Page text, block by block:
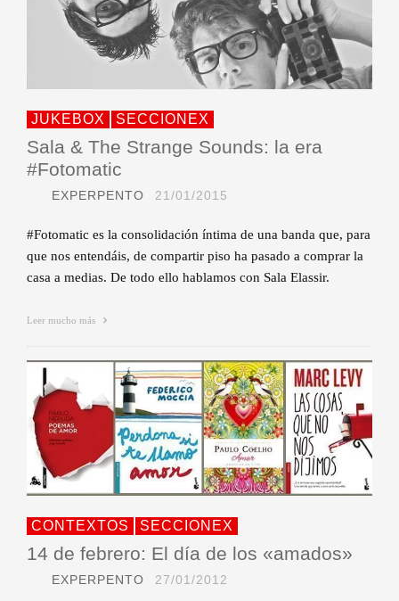
JUKEBOX SECCIONEX
Sala & The Strange Sounds: la era
#Fotomatic
EXPERPENTO 21/01/2015
#Fotomatic es la consolidación íntima de una banda que, para
que nos entendáis, de compartir piso ha pasado a comprar la
casa a medias. De todo ello hablamos con Sala Elassir.
Leer mucho más
CONTEXTOS SECCIONEX
14 de febrero: El día de los «amados»
EXPERPENTO 27/01/2012